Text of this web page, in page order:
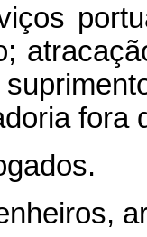
fora